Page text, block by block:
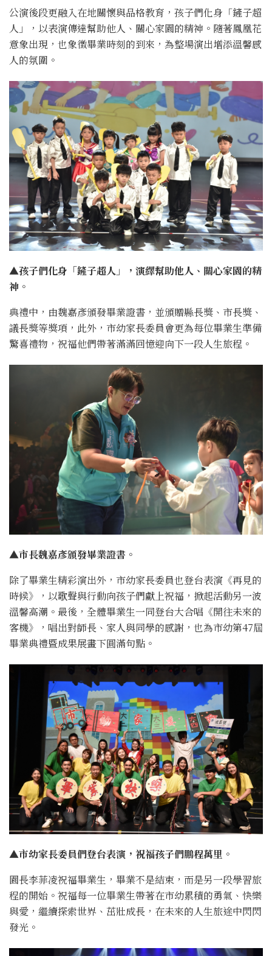
公演後段更融入在地關懷與品格教育，孩子們化身「鏟子超
人」，以表演傳達幫助他人、關心家園的精神。隨著鳳凰花
意象出現，也象徵畢業時刻的到來，為整場演出增添溫馨感
人的氛圍。
▲孩子們化身「鏟子超人」，演繹幫助他人、關心家園的精
神。
典禮中，由魏嘉彥頒發畢業證書，並頒贈縣長獎、市長獎、
議長獎等獎項，此外，市幼家長委員會更為每位畢業生準備
驚喜禮物，祝福他們帶著滿滿回憶迎向下一段人生旅程。
▲市長魏嘉彥頒發畢業證書。
除了畢業生精彩演出外，市幼家長委員也登台表演《再見的
時候》，以歌聲與行動向孩子們獻上祝福，掀起活動另一波
溫馨高潮。最後，全體畢業生一同登台大合唱《開往未來的
客機》，唱出對師長、家人與同學的感謝，也為市幼第47屆
畢業典禮暨成果展畫下圓滿句點。
▲市幼家長委員們登台表演，祝福孩子們鵬程萬里。
園長李菲凌祝福畢業生，畢業不是結束，而是另一段學習旅
程的開始。祝福每一位畢業生帶著在市幼累積的勇氣、快樂
與愛，繼續探索世界、茁壯成長，在未來的人生旅途中閃閃
發光。